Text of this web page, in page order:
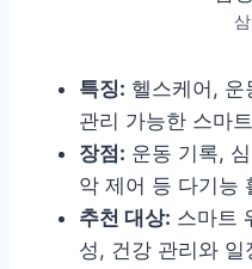
특징: 헬스케어, 운
관리 가능한 스마
장점: 운동 기록,
악 제어 등 다기능
추천 대상: 스마트
성, 건강 관리와